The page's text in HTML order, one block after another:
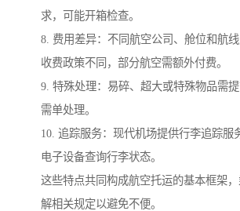
求，可能开箱检查。
8. 费用差异：不同航空公司、舱位和航
收费政策不同，部分航空需额外付费。
9. 特殊处理：易碎、超大或特殊物品需
需单处理。
10. 追踪服务：现代机场提供行李追踪服
电子设备查询行李状态。
这些特点共同构成航空托运的基本框架
解相关规定以避免不便。